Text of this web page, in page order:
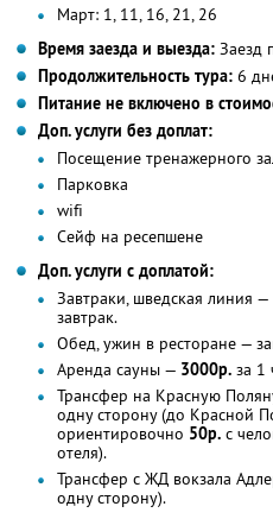
Март: 1, 11, 16, 21, 26
Время заезда и выезда: Заезд
Продолжительность тура: 6
Питание не включено в
Доп. услуги без доплат:
Посещение тренажерного
Парковка
wifi
Сейф на ресепшене
Доп. услуги с доплатой:
Завтраки, шведская линия —
завтрак.
Обед, ужин в ресторане —
Аренда сауны — 3000р. за 1
Трансфер на Красную
одну сторону (до Красной
ориентировочно 50р. с
отеля).
Трансфер с ЖД вокзала
одну сторону).